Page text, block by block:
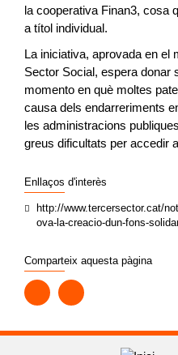
la cooperativa Finan3, cosa
a títol individual.
La iniciativa, aprovada en el
Sector Social, espera donar
momento en què moltes
causa dels endarreriments
les administracions
greus dificultats per accedir
Enllaços d'interès
http://www.tercersector.cat/
ova-la-creacio-dun-fons-
Comparteix aquesta pàgina